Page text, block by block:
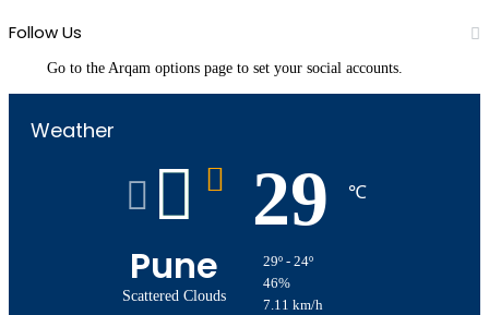
Follow Us
Go to the Arqam options page to set your social accounts.
Weather
Pune
Scattered Clouds
29 ℃
29º - 24º
46%
7.11 km/h